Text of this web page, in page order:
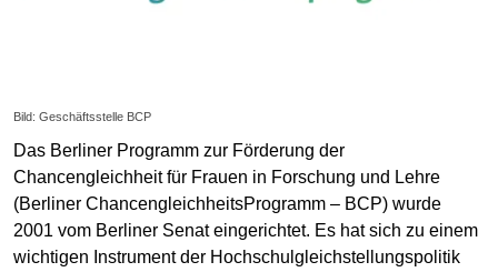
Bild: Geschäftsstelle BCP
Das Berliner Programm zur Förderung der
Chancengleichheit für Frauen in Forschung und Lehre
(Berliner ChancengleichheitsProgramm – BCP) wurde
2001 vom Berliner Senat eingerichtet. Es hat sich zu einem
wichtigen Instrument der Hochschulgleichstellungspolitik